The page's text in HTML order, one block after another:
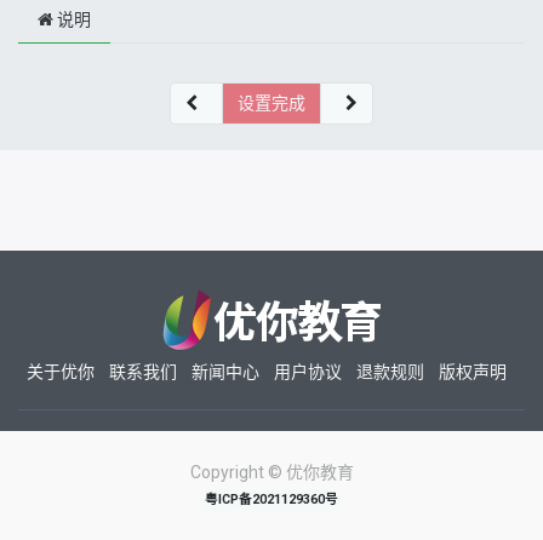
说明
设置完成
关于优你 联系我们 新闻中心 用户协议 退款规则 版权声明
Copyright © 优你教育
粤ICP备2021129360号